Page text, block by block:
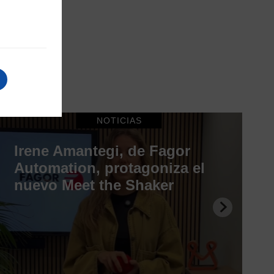
NOTICIAS
Irene Amantegi, de Fagor
Automation, protagoniza el
nuevo Meet the Shaker